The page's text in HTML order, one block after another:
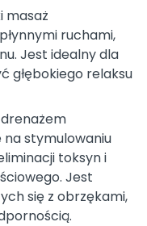
masaż
ruchami,
Jest idealny dla
głębokiego relaksu
stymulowaniu
toksyn i
Jest
się z obrzękami,